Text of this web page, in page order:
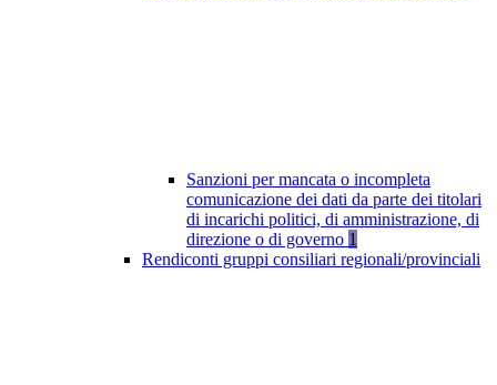
Sanzioni per mancata o incompleta
comunicazione dei dati da parte dei titolari
di incarichi politici, di amministrazione, di
direzione o di governo 1
Rendiconti gruppi consiliari regionali/provinciali